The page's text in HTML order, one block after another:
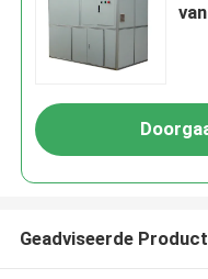
Geadviseerde